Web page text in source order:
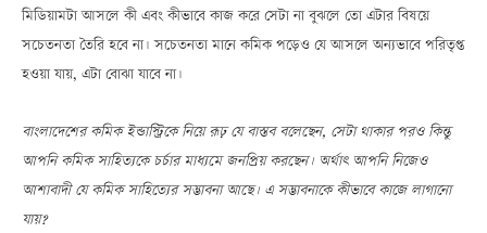
মিডিয়ামটা আসলে কী এবং কীভাবে কাজ করে সেটা না বুঝলে তো এটার বিষয়ে
সচেতনতা তৈরি হবে না। সচেতনতা মানে কমিক পড়েও যে আসলে অন্যভাবে পরিতৃপ্ত
হওয়া যায়, এটা বোঝা যাবে না।
বাংলাদেশের কমিক ইন্ডাস্ট্রিকে নিয়ে রূঢ় যে বাস্তব বলেছেন, সেটা থাকার পরও কিন্তু
আপনি কমিক সাহিত্যকে চর্চার মাধ্যমে জনপ্রিয় করছেন। অর্থাৎ আপনি নিজেও
আশাবাদী যে কমিক সাহিত্যের সম্ভাবনা আছে। এ সম্ভাবনাকে কীভাবে কাজে লাগানো
যায়?